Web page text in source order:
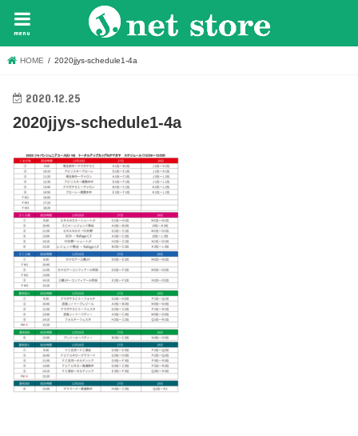
menu
HOME 2020jjys-schedule1-4a
2020.12.25
2020jjys-schedule1-4a